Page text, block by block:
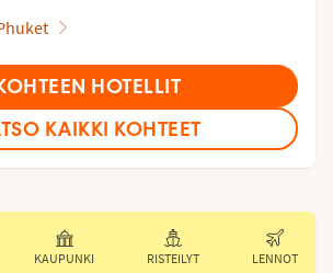
HOTELLIT
KAIKKI KOHTEET
KAUPUNKI RISTEILYT LENNOT